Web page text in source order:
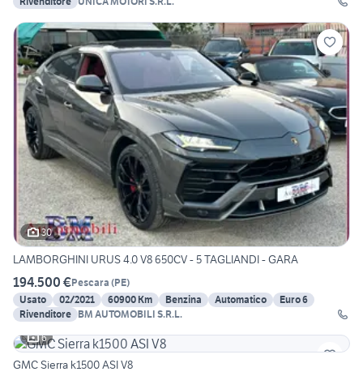
30
LAMBORGHINI URUS 4.0 V8 650CV - 5 TAGLIANDI - GARA
194.500 €Pescara (PE)
Usato
02/2021 60900 Km Benzina Automatico
Euro 6
Rivenditore BM AUTOMOBILI S.R.L.
6
GMC Sierra k1500 ASI V8